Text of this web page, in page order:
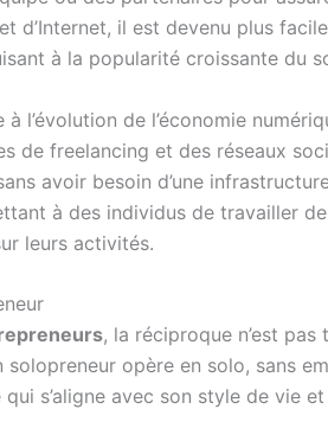
d’Internet, il est devenu plus
à la popularité croissante du
l’évolution de l’économie
de freelancing et des réseaux
avoir besoin d’une
à des individus de travailler
leurs activités.
, la réciproque n’est
opère en solo, sans
s’aligne avec son style de vie